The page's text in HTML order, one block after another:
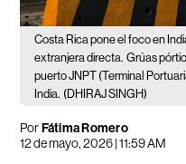
Costa Rica pone el foco en
extranjera directa. Grúas
puerto JNPT (Terminal
India. (DHIRAJ SINGH)
PorFátima Romero
12 de mayo, 2026 | 11:59 AM